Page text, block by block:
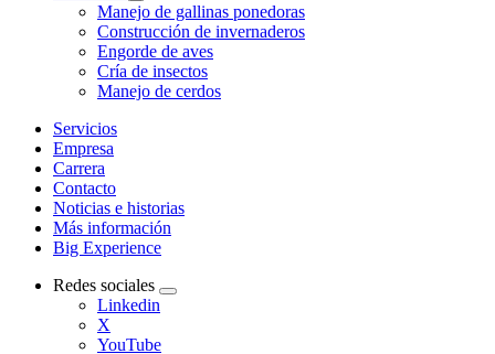
Manejo de gallinas ponedoras
Construcción de invernaderos
Engorde de aves
Cría de insectos
Manejo de cerdos
Servicios
Empresa
Carrera
Contacto
Noticias e historias
Más información
Big Experience
Redes sociales
Linkedin
X
YouTube